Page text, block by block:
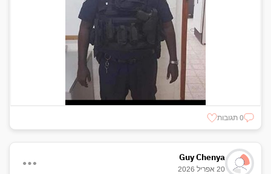
0 תגובות
Guy Chenya
20 אפריל 2026